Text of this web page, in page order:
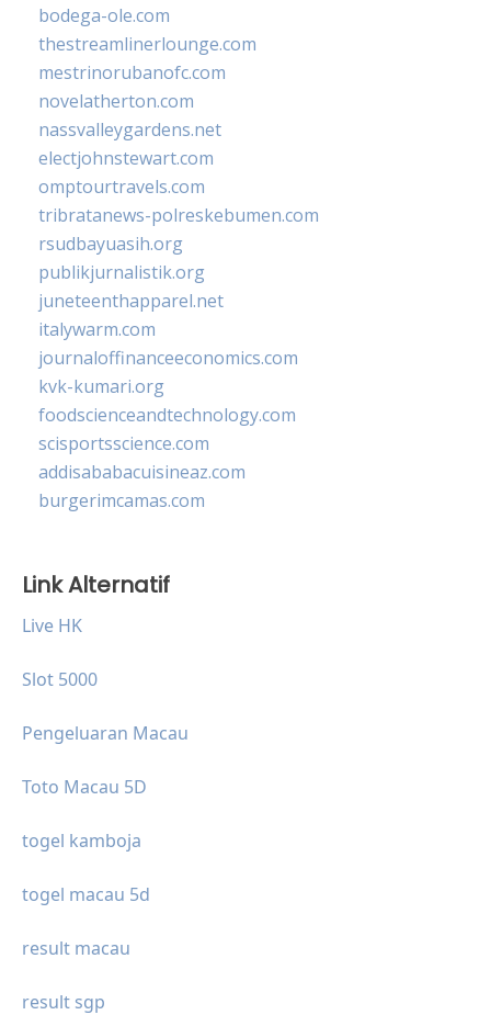
bodega-ole.com
thestreamlinerlounge.com
mestrinorubanofc.com
novelatherton.com
nassvalleygardens.net
electjohnstewart.com
omptourtravels.com
tribratanews-polreskebumen.com
rsudbayuasih.org
publikjurnalistik.org
juneteenthapparel.net
italywarm.com
journaloffinanceeconomics.com
kvk-kumari.org
foodscienceandtechnology.com
scisportsscience.com
addisababacuisineaz.com
burgerimcamas.com
Link Alternatif
Live HK
Slot 5000
Pengeluaran Macau
Toto Macau 5D
togel kamboja
togel macau 5d
result macau
result sgp